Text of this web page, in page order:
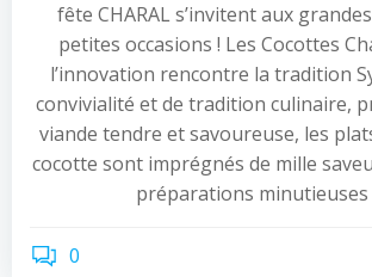
fête CHARAL s’invitent aux
petites occasions ! Les Cocottes
l’innovation rencontre la tradition
convivialité et de tradition culinaire,
viande tendre et savoureuse, les
cocotte sont imprégnés de mille
préparations
0